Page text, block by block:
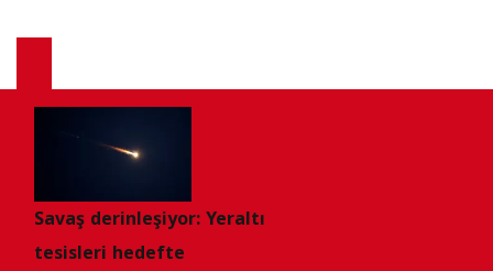
Savaş derinleşiyor: Yeraltı
tesisleri hedefte